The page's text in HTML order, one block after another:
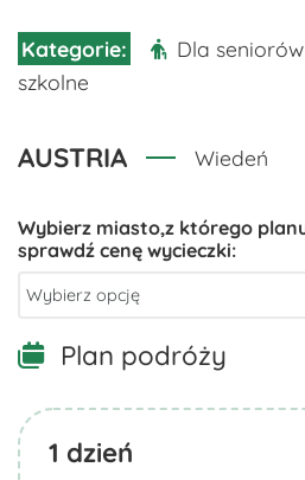
Dla seniorów
szkolne
AUSTRIA Wiedeń
Plan podróży
1 dzień